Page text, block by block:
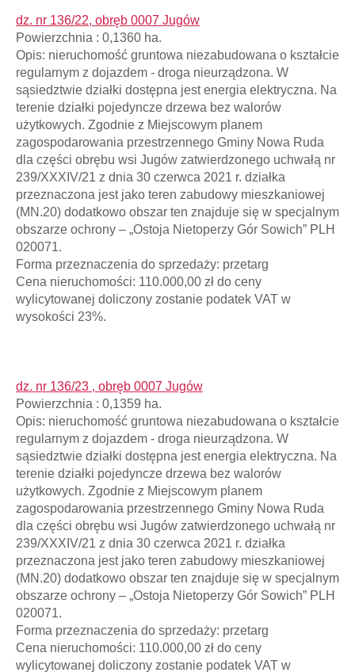
dz. nr 136/22, obręb 0007 Jugów
Powierzchnia : 0,1360 ha.
Opis: nieruchomość gruntowa niezabudowana o kształcie
regularnym z dojazdem - droga nieurządzona. W
sąsiedztwie działki dostępna jest energia elektryczna. Na
terenie działki pojedyncze drzewa bez walorów
użytkowych. Zgodnie z Miejscowym planem
zagospodarowania przestrzennego Gminy Nowa Ruda
dla części obrębu wsi Jugów zatwierdzonego uchwałą nr
239/XXXIV/21 z dnia 30 czerwca 2021 r. działka
przeznaczona jest jako teren zabudowy mieszkaniowej
(MN.20) dodatkowo obszar ten znajduje się w specjalnym
obszarze ochrony – „Ostoja Nietoperzy Gór Sowich” PLH
020071.
Forma przeznaczenia do sprzedaży: przetarg
Cena nieruchomości: 110.000,00 zł do ceny
wylicytowanej doliczony zostanie podatek VAT w
wysokości 23%.
dz. nr 136/23 , obręb 0007 Jugów
Powierzchnia : 0,1359 ha.
Opis: nieruchomość gruntowa niezabudowana o kształcie
regularnym z dojazdem - droga nieurządzona. W
sąsiedztwie działki dostępna jest energia elektryczna. Na
terenie działki pojedyncze drzewa bez walorów
użytkowych. Zgodnie z Miejscowym planem
zagospodarowania przestrzennego Gminy Nowa Ruda
dla części obrębu wsi Jugów zatwierdzonego uchwałą nr
239/XXXIV/21 z dnia 30 czerwca 2021 r. działka
przeznaczona jest jako teren zabudowy mieszkaniowej
(MN.20) dodatkowo obszar ten znajduje się w specjalnym
obszarze ochrony – „Ostoja Nietoperzy Gór Sowich” PLH
020071.
Forma przeznaczenia do sprzedaży: przetarg
Cena nieruchomości: 110.000,00 zł do ceny
wylicytowanej doliczony zostanie podatek VAT w